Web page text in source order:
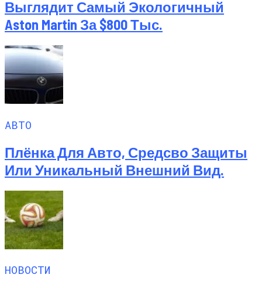
Выглядит Самый Экологичный
Aston Martin За $800 Тыс.
АВТО
Плёнка Для Авто, Средсво Защиты
Или Уникальный Внешний Вид.
НОВОСТИ